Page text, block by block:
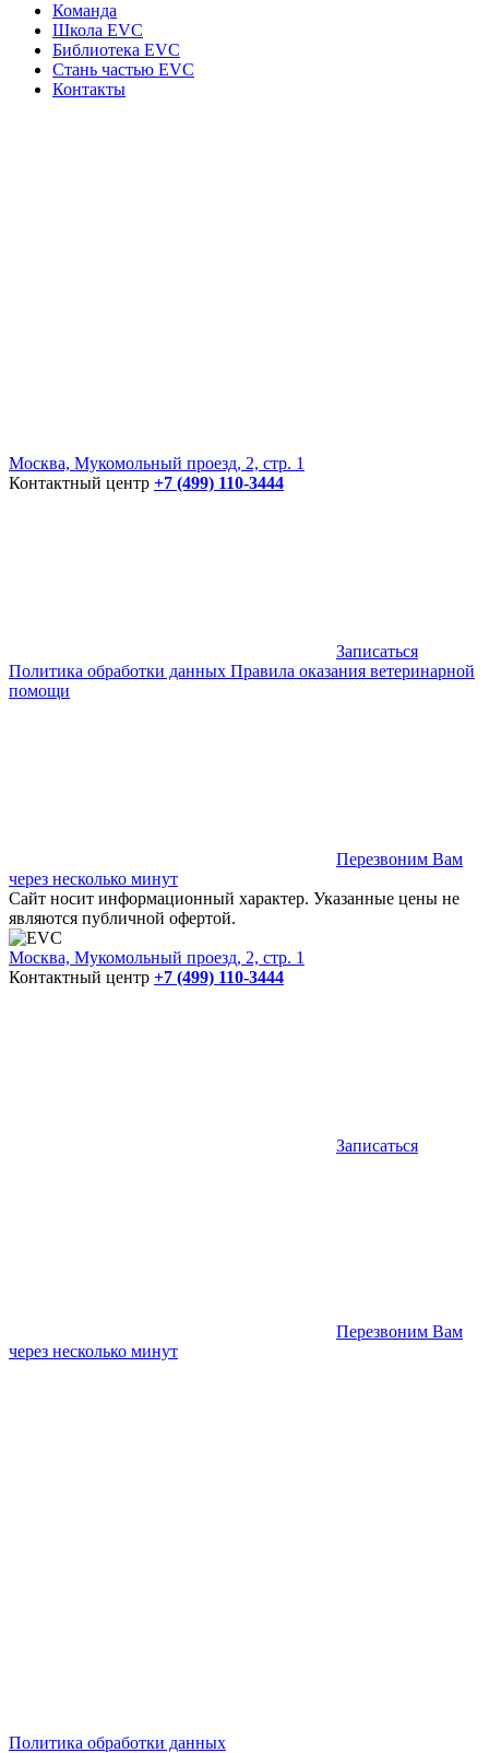
Команда
Школа EVC
Библиотека EVC
Стань частью EVC
Контакты
Москва, Мукомольный проезд, 2, стр. 1
Контактный центр +7 (499) 110-3444
Записаться
Политика обработки данных Правила оказания ветеринарной
помощи
Перезвоним Вам
через несколько минут
Сайт носит информационный характер. Указанные цены не
являются публичной офертой.
Москва, Мукомольный проезд, 2, стр. 1
Контактный центр +7 (499) 110-3444
Записаться
Перезвоним Вам
через несколько минут
Политика обработки данных